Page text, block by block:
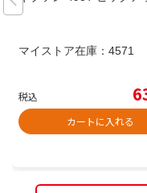
マイストア在庫： 4571
税込
カートに入れる